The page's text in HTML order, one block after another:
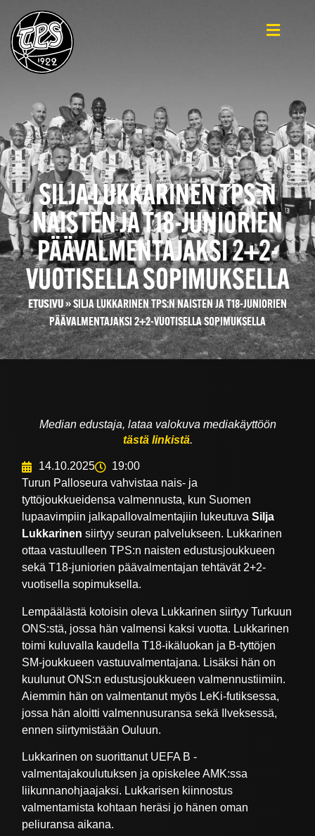
SILJA LUKKARINEN TPS:N
NAISTEN JA T18-JUNIORIEN
PÄÄVALMENTAJAKSI 2+2-
VUOTISELLA SOPIMUKSELLA
ETUSIVU»SILJA LUKKARINEN TPS:N NAISTEN JA T18-JUNIORIEN
PÄÄVALMENTAJAKSI 2+2-VUOTISELLA SOPIMUKSELLA
Median edustaja, lataa valokuva mediakäyttöön
tästä linkistä.
14.10.2025
19:00
Turun Palloseura vahvistaa nais- ja
tyttöjoukkueidensa valmennusta, kun Suomen
lupaavimpiin jalkapallovalmentajiin lukeutuva Silja
Lukkarinen siirtyy seuran palvelukseen. Lukkarinen
ottaa vastuulleen TPS:n naisten edustusjoukkueen
sekä T18-juniorien päävalmentajan tehtävät 2+2-
vuotisella sopimuksella.
Lempäälästä kotoisin oleva Lukkarinen siirtyy Turkuun
ONS:stä, jossa hän valmensi kaksi vuotta. Lukkarinen
toimi kuluvalla kaudella T18-ikäluokan ja B-tyttöjen
SM-joukkueen vastuuvalmentajana. Lisäksi hän on
kuulunut ONS:n edustusjoukkueen valmennustiimiin.
Aiemmin hän on valmentanut myös LeKi-futiksessa,
jossa hän aloitti valmennusuransa sekä Ilveksessä,
ennen siirtymistään Ouluun.
Lukkarinen on suorittanut UEFA B -
valmentajakoulutuksen ja opiskelee AMK:ssa
liikunnanohjaajaksi. Lukkarisen kiinnostus
valmentamista kohtaan heräsi jo hänen oman
peliuransa aikana.